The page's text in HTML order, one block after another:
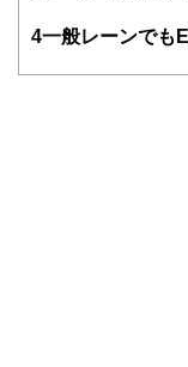
護士、税
4一般レーンでも